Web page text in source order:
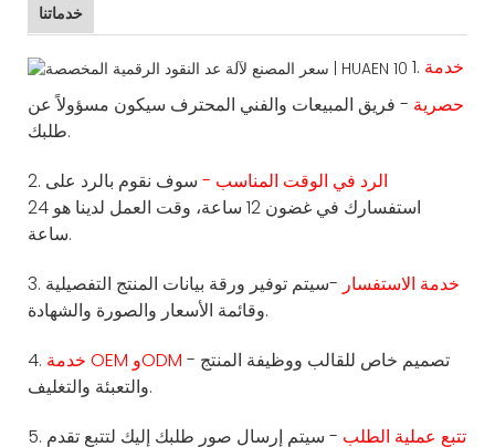
خدماتنا
1. خدمة
حصرية - فريق المبيعات والفني المحترف سيكون مسؤولاً عن
طلبك.
2.
الرد في الوقت المناسب - سوف نقوم بالرد على
استفسارك في غضون 12 ساعة، وقت العمل لدينا هو 24
ساعة.
3.
خدمة الاستفسار -سيتم توفير ورقة بيانات المنتج التفصيلية
وقائمة الأسعار والصورة والشهادة.
4.
خدمة OEM وODM - تصميم خاص للقالب ووظيفة المنتج
والتعبئة والتغليف.
5.
تتبع عملية الطلب - سيتم إرسال صور طلبك إليك لتتبع تقدم